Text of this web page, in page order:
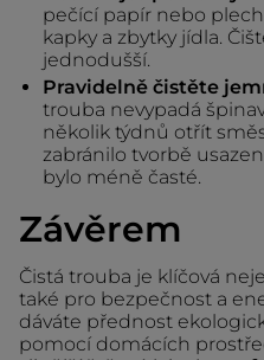
pečící papír nebo
kapky a zbytky jídla.
jednodušší.
Pravidelně čistěte
trouba nevypadá
několik týdnů otřít
zabránilo tvorbě
bylo méně časté.
Závěrem
Čistá trouba je klíčová
také pro bezpečnost a
dáváte přednost
pomocí domácích